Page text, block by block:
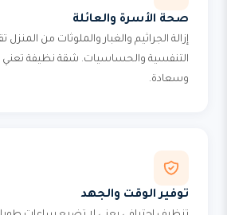
صحة الأسرة والعائلة
إزالة الجراثيم والغبار والملوثات من المنزل
التنفسية والحساسيات. شقة نظيفة
وسعادة.
توفير الوقت والجهد